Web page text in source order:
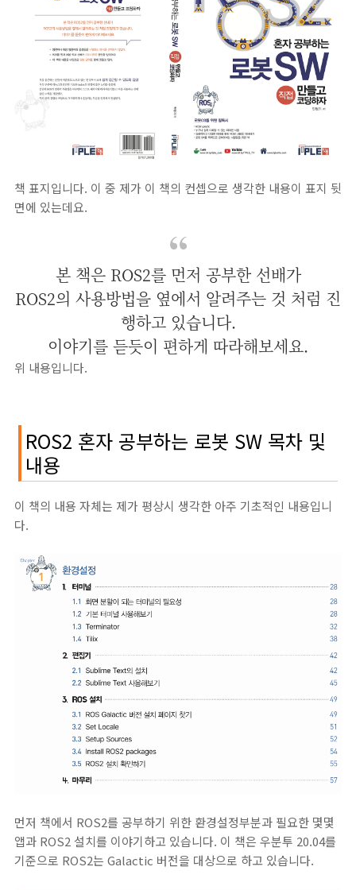
책 표지입니다. 이 중 제가 이 책의 컨셉으로 생각한 내용이 표지 뒷
면에 있는데요.
본 책은 ROS2를 먼저 공부한 선배가
ROS2의 사용방법을 옆에서 알려주는 것 처럼 진
행하고 있습니다.
이야기를 듣듯이 편하게 따라해보세요.
위 내용입니다.
ROS2 혼자 공부하는 로봇 SW 목차 및
내용
이 책의 내용 자체는 제가 평상시 생각한 아주 기초적인 내용입니
다.
먼저 책에서 ROS2를 공부하기 위한 환경설정부분과 필요한 몇몇
앱과 ROS2 설치를 이야기하고 있습니다. 이 책은 우분투 20.04를
기준으로 ROS2는 Galactic 버전을 대상으로 하고 있습니다.